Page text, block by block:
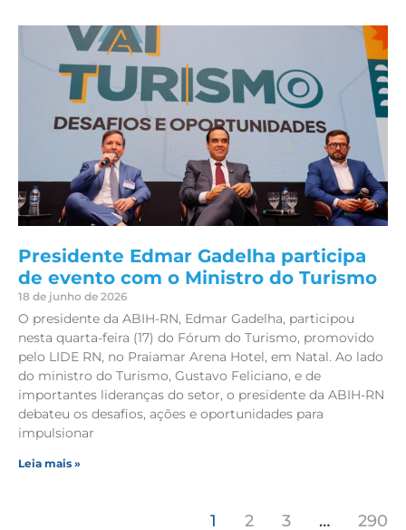
Presidente Edmar Gadelha participa
de evento com o Ministro do Turismo
18 de junho de 2026
O presidente da ABIH-RN, Edmar Gadelha, participou
nesta quarta-feira (17) do Fórum do Turismo, promovido
pelo LIDE RN, no Praiamar Arena Hotel, em Natal. Ao lado
do ministro do Turismo, Gustavo Feliciano, e de
importantes lideranças do setor, o presidente da ABIH-RN
debateu os desafios, ações e oportunidades para
impulsionar
Leia mais »
1 2 3 … 290